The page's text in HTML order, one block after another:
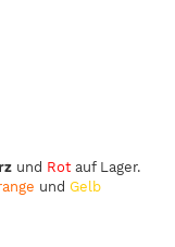
und Rot auf Lager.
und Gelb